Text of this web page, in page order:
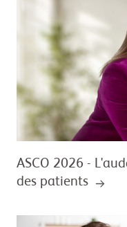
ASCO 2026 -
des patients